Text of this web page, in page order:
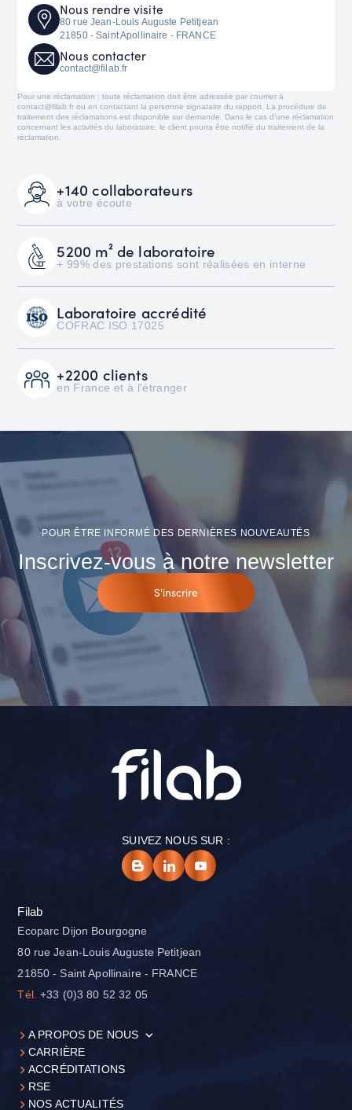
+140 collaborateurs
à votre écoute
5200 m² de laboratoire
+ 99% des prestations sont réalisées en interne
Laboratoire accrédité
COFRAC ISO 17025
+2200 clients
en France et à l'étranger
Nous rendre visite
80 rue Jean-Louis Auguste Petitjean
21850 - Saint Apollinaire - FRANCE
Nous contacter
contact@filab.fr
Pour une réclamation : toute réclamation doit être adressée par courrier à
contact@filab.fr ou en contactant la personne signataire du rapport. La procédure de
traitement des réclamations est disponible sur demande. Dans le cas d’une réclamation
concernant les activités du laboratoire, le client pourra être notifié du traitement de la
réclamation.
POUR ÊTRE INFORMÉ DES DERNIÈRES NOUVEAUTÉS
Inscrivez-vous à notre newsletter
S'inscrire
SUIVEZ NOUS SUR :
Filab
Ecoparc Dijon Bourgogne
80 rue Jean-Louis Auguste Petitjean
21850 - Saint Apollinaire - FRANCE
Tél.
+33 (0)3 80 52 32 05
A PROPOS DE NOUS
CARRIÈRE
ACCRÉDITATIONS
RSE
NOS ACTUALITÉS